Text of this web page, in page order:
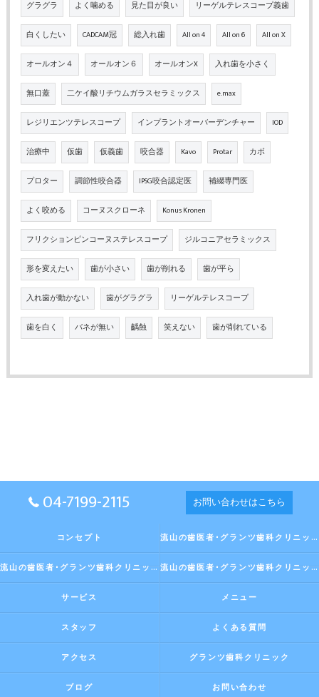
グラグラ よく噛める 見た目が良い リーゲルテレスコープ義歯
白くしたい CADCAM冠 総入れ歯 All on 4 All on 6 All on X
オールオン４ オールオン６ オールオンX 入れ歯を小さく
無口蓋 二ケイ酸リチウムガラスセラミックス e.max
レジリエンツテレスコープ インプラントオーバーデンチャー IOD
治療中 仮歯 仮義歯 咬合器 Kavo Protar カボ
プロター 調節性咬合器 IPSG咬合認定医 補綴専門医
よく咬める コーヌスクローネ Konus Kronen
フリクションピンコーヌステレスコープ ジルコニアセラミックス
形を変えたい 歯が小さい 歯が削れる 歯が平ら
入れ歯が動かない 歯がグラグラ リーゲルテレスコープ
歯を白く バネが無い 齲蝕 笑えない 歯が削れている
04-7199-2115 お問い合わせはこちら
コンセプト 流山の歯医者･グランツ歯科クリニックの口コミ情報
流山の歯医者･グランツ歯科クリニックの評判 流山の歯医者･グランツ歯科クリニックのお客様の声
サービス メニュー
スタッフ よくある質問
アクセス グランツ歯科クリニック
ブログ お問い合わせ